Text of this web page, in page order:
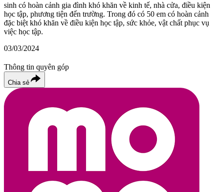
sinh có hoàn cảnh gia đình khó khăn về kinh tế, nhà cửa, điều kiện
học tập, phương tiện đến trường. Trong đó có 50 em có hoàn cảnh
đặc biệt khó khăn về điều kiện học tập, sức khỏe, vật chất phục vụ
việc học tập.
03/03/2024
Thông tin quyên góp
Chia sẻ